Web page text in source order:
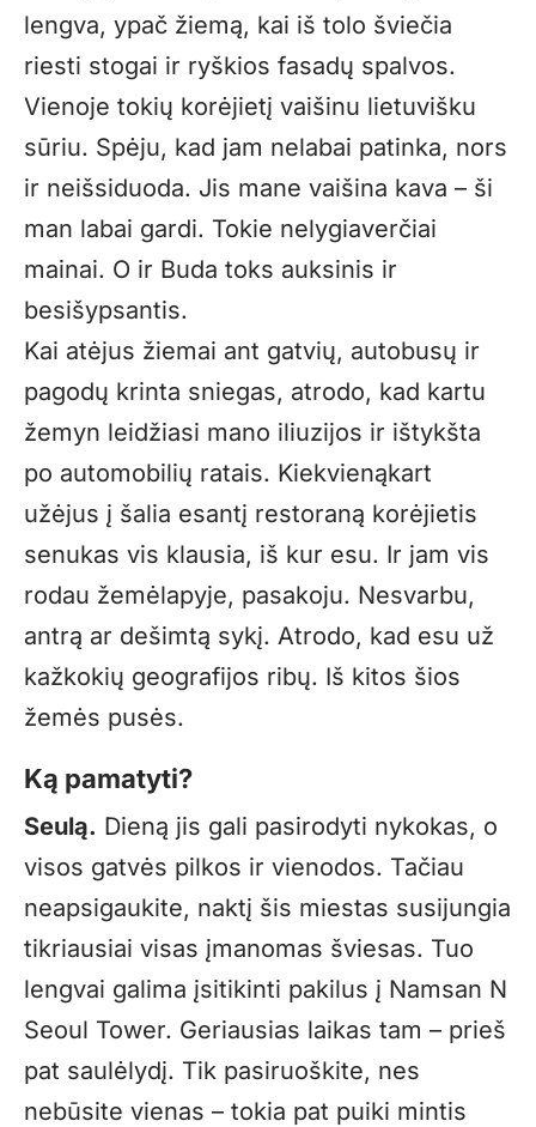
lengva, ypač žiemą, kai iš tolo šviečia
riesti stogai ir ryškios fasadų spalvos.
Vienoje tokių korėjietį vaišinu lietuvišku
sūriu. Spėju, kad jam nelabai patinka, nors
ir neišsiduoda. Jis mane vaišina kava – ši
man labai gardi. Tokie nelygiaverčiai
mainai. O ir Buda toks auksinis ir
besišypsantis.
Kai atėjus žiemai ant gatvių, autobusų ir
pagodų krinta sniegas, atrodo, kad kartu
žemyn leidžiasi mano iliuzijos ir ištykšta
po automobilių ratais. Kiekvienąkart
užėjus į šalia esantį restoraną korėjietis
senukas vis klausia, iš kur esu. Ir jam vis
rodau žemėlapyje, pasakoju. Nesvarbu,
antrą ar dešimtą sykį. Atrodo, kad esu už
kažkokių geografijos ribų. Iš kitos šios
žemės pusės.
Ką pamatyti?
Seulą. Dieną jis gali pasirodyti nykokas, o
visos gatvės pilkos ir vienodos. Tačiau
neapsigaukite, naktį šis miestas susijungia
tikriausiai visas įmanomas šviesas. Tuo
lengvai galima įsitikinti pakilus į Namsan N
Seoul Tower. Geriausias laikas tam – prieš
pat saulėlydį. Tik pasiruoškite, nes
nebūsite vienas – tokia pat puiki mintis